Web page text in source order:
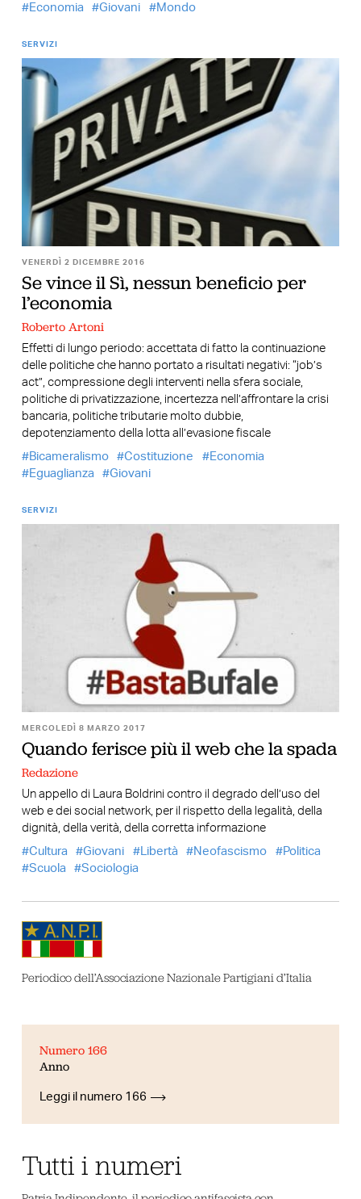
Economia
Giovani Mondo
SERVIZI
VENERDÌ 2 DICEMBRE 2016
Se vince il Sì, nessun beneficio per
l’economia
Roberto Artoni
Effetti di lungo periodo: accettata di fatto la continuazione
delle politiche che hanno portato a risultati negativi: “job’s
act”, compressione degli interventi nella sfera sociale,
politiche di privatizzazione, incertezza nell’affrontare la crisi
bancaria, politiche tributarie molto dubbie,
depotenziamento della lotta all’evasione fiscale
Bicameralismo
Costituzione
Economia
Eguaglianza
Giovani
SERVIZI
MERCOLEDÌ 8 MARZO 2017
Quando ferisce più il web che la spada
Redazione
Un appello di Laura Boldrini contro il degrado dell’uso del
web e dei social network, per il rispetto della legalità, della
dignità, della verità, della corretta informazione
Cultura
Giovani Libertà Neofascismo
Politica
Scuola
Sociologia
Periodico dell’Associazione Nazionale Partigiani d’Italia
Numero 166
Anno
Leggi il numero 166
Tutti i numeri